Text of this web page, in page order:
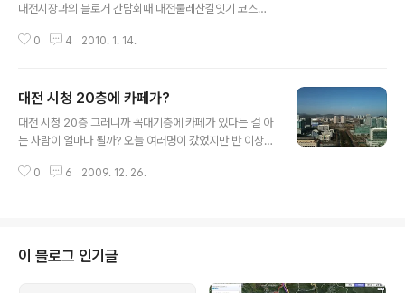
대전시장과의 블로거 간담회때 대전둘레산길잇기 코스의
수정건의를 받아들여서 고쳐주면 좋겠다고 했더니, 흔쾌히
더 건조한 산행기가 되겠다. 그리고 내겐 무엇보다 아이폰
을 가지고 가는 첫 산행이어서 가슴이 설레었다. Motion-
X GPS Lite라는 무료 앱을 사용했다. Trip journal이라
소해서 손이 안갔다. 아이폰을 산 제일 큰 이유가 내비게이
0 4 2010. 1. 14.
대전 시청 20층에 카페가?
대전 시청 20층 그러니까 꼭대기층에 카페가 있다는 걸 아
는 사람이 얼마나 될까? 오늘 여러명이 갔었지만 반 이상이
에서 무엇인가를 한다는 이야기를 듣긴 했었지만 그다지
드 커피전문점의 테이크아웃 가격이다. 그러나 대전시청2
0층 카페는 앉아서 먹어도 그 가격이라는거 거기에 전망도
멋지다는 거, 거기에 독립된 방도 두개 있어서 모임을 하기
0 6 2009. 12. 26.
이 블로그 인기글